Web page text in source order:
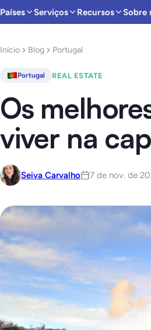
Países Serviços Recursos Sobre
Início Blog Portugal
Portugal REAL ESTATE
Os
viver na
Seiva Carvalho 7 de nov. de